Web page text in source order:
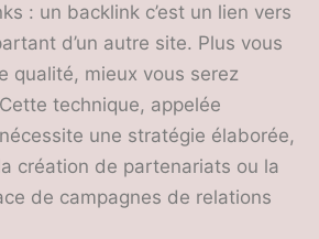
: un backlink c’est un lien vers
d’un autre site. Plus vous
qualité, mieux vous serez
technique, appelée
une stratégie élaborée,
création de partenariats ou la
de campagnes de relations